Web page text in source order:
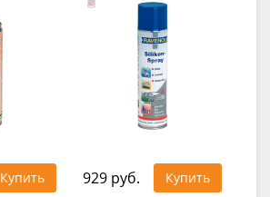
Купить
929 руб.
Купить